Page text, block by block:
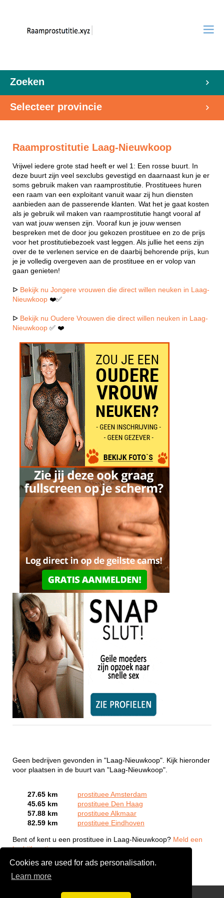
Cookies are used for ads personalisation.
Learn more
Zoeken
Selecteer provincie
Raamprostitutie Laag-Nieuwkoop
Vrijwel iedere grote stad heeft er wel 1: Een rosse buurt. In
deze buurt zijn veel sexclubs gevestigd en daarnaast kun je er
soms gebruik maken van raamprostitutie. Prostituees huren
een raam van een exploitant vanuit waar zij hun diensten
aanbieden aan de passerende klanten. Wat het je gaat kosten
als je gebruik wil maken van raamprostitutie hangt vooral af
van wat jouw wensen zijn. Vooraf kun je jouw wensen
bespreken met de door jou gekozen prostituee en zo de prijs
voor het prostitutiebezoek vast leggen. Als jullie het eens zijn
over de te verlenen service en de daarbij behorende prijs, kun
je je volledig overgeven aan de prostituee en er volop van
gaan genieten!
ᐅ Bekijk nu Jongere vrouwen die direct willen neuken in Laag-
Nieuwkoop ❤️✅
ᐅ Bekijk nu Oudere Vrouwen die direct willen neuken in Laag-
Nieuwkoop ✅ ❤️
Geen bedrijven gevonden in "Laag-Nieuwkoop". Kijk hieronder
voor plaatsen in de buurt van "Laag-Nieuwkoop".
27.65 km
prostituee Amsterdam
45.65 km
prostituee Den Haag
57.88 km
prostituee Alkmaar
82.59 km
prostituee Eindhoven
Bent of kent u een prostituee in Laag-Nieuwkoop? Meld een
bedrijf gratis aan